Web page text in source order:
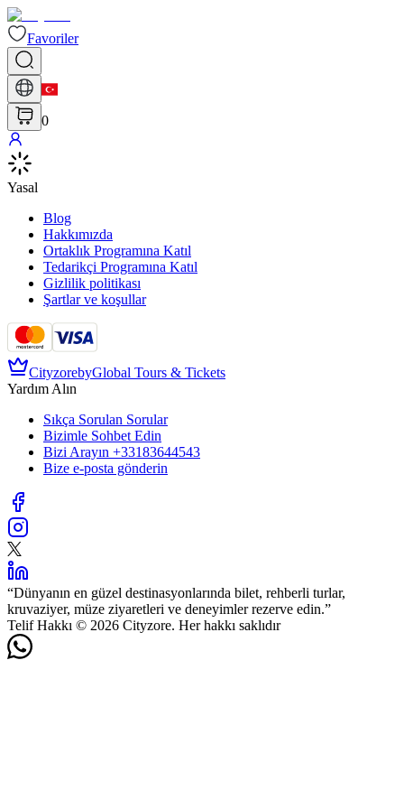
Favoriler
0
Yasal
Blog
Hakkımızda
Ortaklık Programına Katıl
Tedarikçi Programına Katıl
Gizlilik politikası
Şartlar ve koşullar
CityzorebyGlobal Tours & Tickets
Yardım Alın
Sıkça Sorulan Sorular
Bizimle Sohbet Edin
Bizi Arayın +33183644543
Bize e-posta gönderin
“Dünyanın en güzel destinasyonlarında bilet, rehberli turlar,
kruvaziyer, müze ziyaretleri ve deneyimler rezerve edin.”
Telif Hakkı © 2026 Cityzore. Her hakkı saklıdır